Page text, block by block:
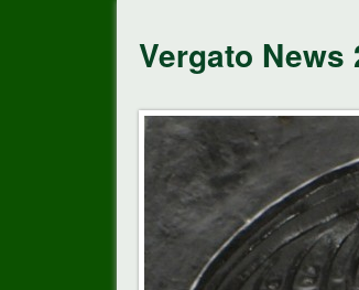
Vergato News